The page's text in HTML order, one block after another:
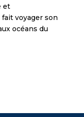
et
voyager son
océans du